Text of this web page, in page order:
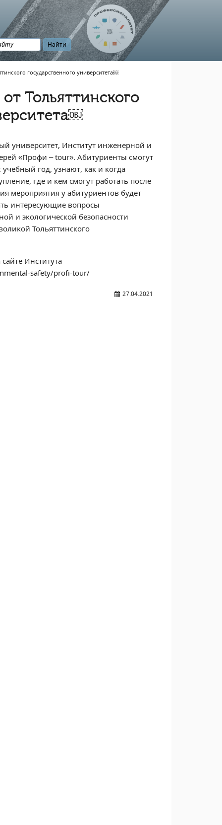
государственного университета￼️
Тольяттинского
университет, Институт инженерной и
«Профи – tour». Абитуриенты смогут
год, узнают, как и когда
где и кем смогут работать после
мероприятия у абитуриентов будет
интересующие вопросы
и экологической безопасности
Тольяттинского
Института
safety/profi-tour/
27.04.2021